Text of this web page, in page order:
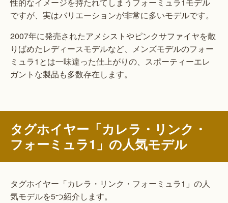
性的なイメージを持たれてしまうフォーミュラ1モデル
ですが、実はバリエーションが非常に多いモデルです。
2007年に発売されたアメシストやピンクサファイヤを散
りばめたレディースモデルなど、メンズモデルのフォー
ミュラ1とは一味違った仕上がりの、スポーティーエレ
ガントな製品も多数存在します。
タグホイヤー「カレラ・リンク・
フォーミュラ1」の人気モデル
タグホイヤー「カレラ・リンク・フォーミュラ1」の人
気モデルを5つ紹介します。